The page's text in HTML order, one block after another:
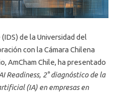
de la Universidad del
con la Cámara Chilena
AmCham Chile, ha presentado
Readiness, 2° diagnóstico de la
(IA) en empresas en